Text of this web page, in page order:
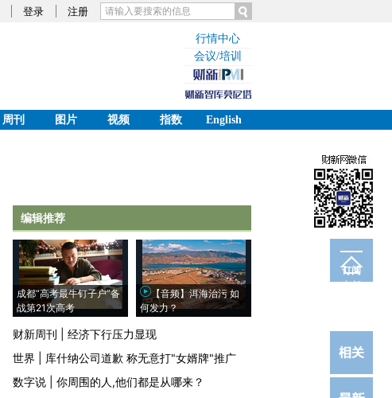
登录 注册
行情中心
会议/培训
周刊 图片 视频 指数
English
订阅
电邮
编辑推荐
成都“高考最牛钉子户”备
战第21次高考
【音频】洱海治污 如
何发力？
财新周刊
经济下行压力显现
世界
库什纳公司道歉 称无意打"女婿牌"推广
数字说
你周围的人,他们都是从哪来？